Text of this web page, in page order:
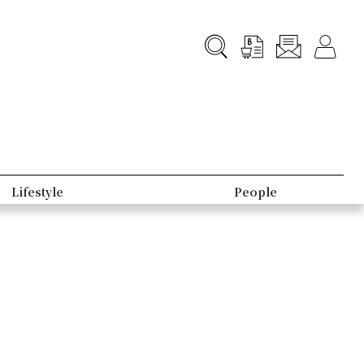
Lifestyle People